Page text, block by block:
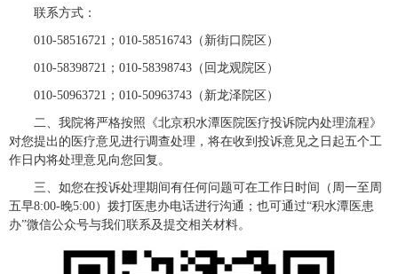
联系方式：
010-58516721；010-58516743（新街口院区）
010-58398721；010-58398743（回龙观院区）
010-50963721；010-50963743（新龙泽院区）
二、我院将严格按照《北京积水潭医院医疗投诉院内处理流程》
对您提出的医疗意见进行调查处理，将在收到投诉意见之日起五个工
作日内将处理意见向您回复。
三、如您在投诉处理期间有任何问题可在工作日时间（周一至周
五早8:00-晚5:00）拨打 医患办电话进行沟通；也可通过“积水潭 医患
办”微信公众号与我们联系及提交相关材料。